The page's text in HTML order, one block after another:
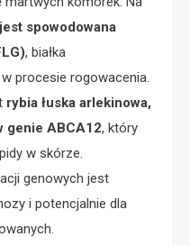
spowodowana
, białka
procesie rogowacenia.
rybia łuska arlekinowa,
genie ABCA12, który
w skórze.
genowych jest
i potencjalnie dla